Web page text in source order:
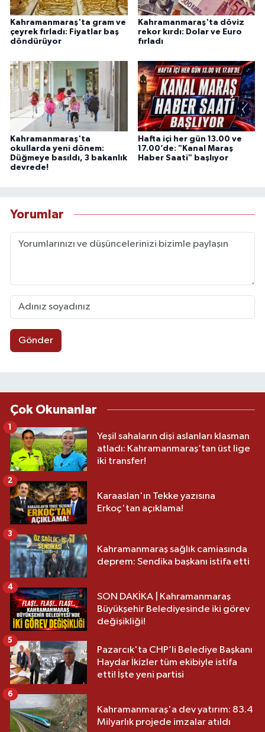
Kahramanmaraş'ta gram ve
çeyrek fırladı: Fiyatlar baş
döndürüyor
Kahramanmaraş'ta döviz
rekor kırdı: Dolar ve Euro
fırladı
Kahramanmaraş'ta
okullarda yeni dönem:
Düğmeye basıldı, 3 bakanlık
devrede!
Hafta içi her gün 13.00 ve
17.00’de: "Kanal Maraş
Haber Saati" başlıyor
Yorumlar
Gönder
Çok Okunanlar
Yeşil sahaların dişi aslanları klasman
atladı: Kahramanmaraş’tan üst lige
iki transfer!
1
Karaaslan'ın Tekke yazısına
Erkoç'tan açıklama!
2
Kahramanmaraş sağlık camiasında
deprem: Sendika başkanı istifa etti
3
SON DAKİKA | Kahramanmaraş
Büyükşehir Belediyesinde iki görev
değişikliği!
4
Pazarcık'ta CHP’li Belediye Başkanı
Haydar İkizler tüm ekibiyle istifa
etti! İşte yeni partisi
5
Kahramanmaraş'a dev yatırım: 83.4
Milyarlık projede imzalar atıldı
6